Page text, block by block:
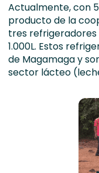
Actualmente, con
producto de la
tres refrigeradores
1.000L. Estos
de Magamaga y
sector lácteo